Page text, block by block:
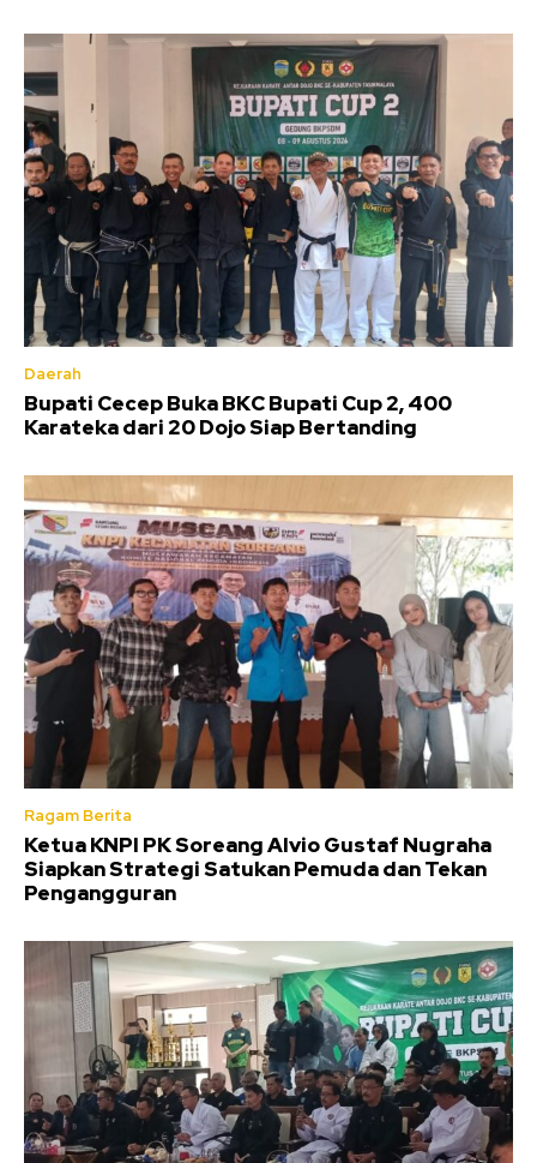
Daerah
Bupati Cecep Buka BKC Bupati Cup 2, 400
Karateka dari 20 Dojo Siap Bertanding
Ragam Berita
Ketua KNPI PK Soreang Alvio Gustaf Nugraha
Siapkan Strategi Satukan Pemuda dan Tekan
Pengangguran